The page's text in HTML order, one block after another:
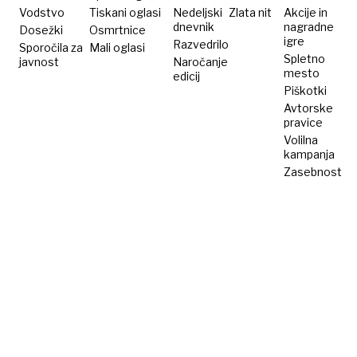
Vodstvo
Dosežki
Sporočila za
javnost
Tiskani oglasi
Osmrtnice
Mali oglasi
Nedeljski
dnevnik
Razvedrilo
Naročanje
edicij
Zlata nit
Akcije in
nagradne
igre
Spletno
mesto
Piškotki
Avtorske
pravice
Volilna
kampanja
Zasebnost